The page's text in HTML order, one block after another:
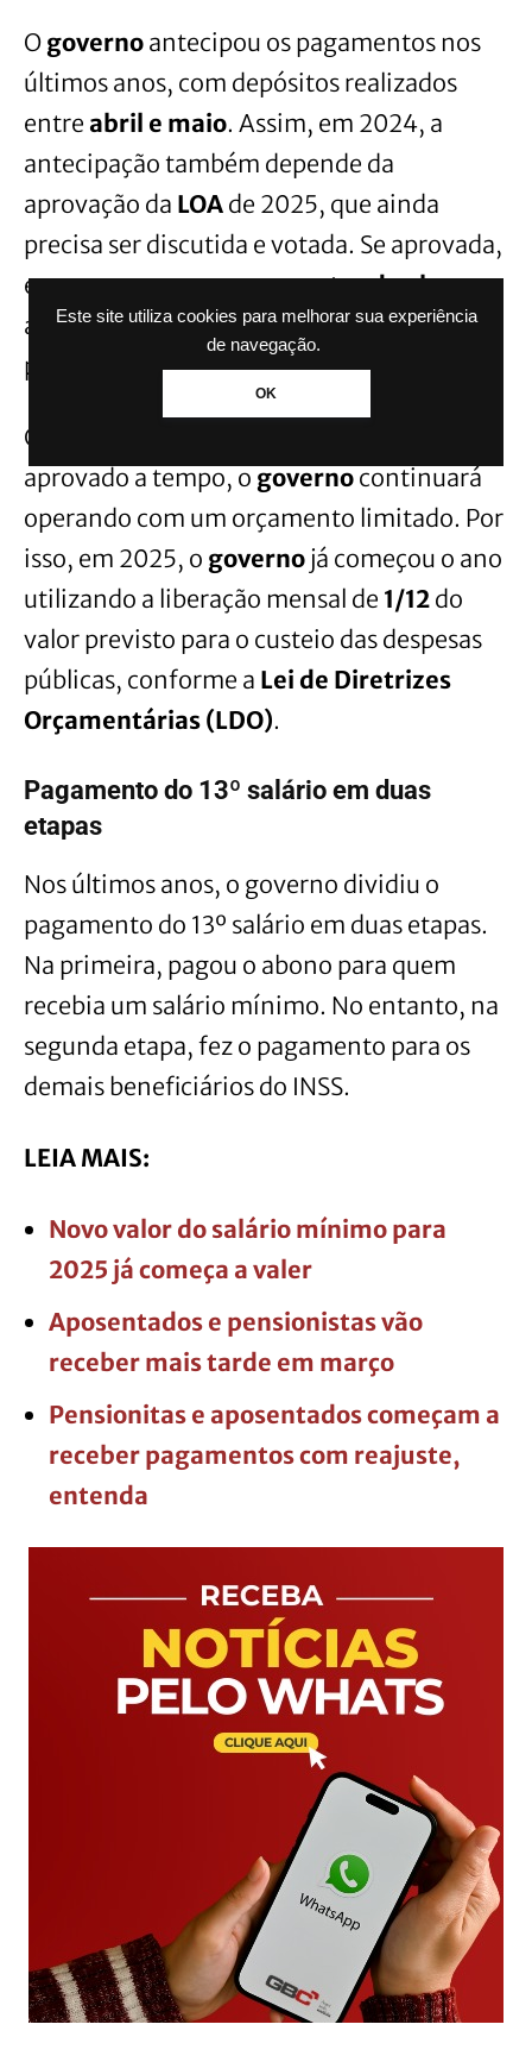
Este site utiliza cookies para melhorar sua experiência
de navegação.
OK
O governo antecipou os pagamentos nos
últimos anos, com depósitos realizados
entre abril e maio. Assim, em 2024, a
antecipação também depende da
aprovação da LOA de 2025, que ainda
precisa ser discutida e votada. Se aprovada,
espera-se que ospagamentos do abono
aconteçam nos mesmos meses do ano
passado.
Caso o
aprovado a tempo, o governo continuará
operando com um orçamento limitado. Por
isso, em 2025, o governo já começou o ano
utilizando a liberação mensal de 1/12 do
valor previsto para o custeio das despesas
públicas, conforme a Lei de Diretrizes
Orçamentárias (LDO).
Pagamento do 13º salário em duas
etapas
Nos últimos anos, o governo dividiu o
pagamento do 13º salário em duas etapas.
Na primeira, pagou o abono para quem
recebia um salário mínimo. No entanto, na
segunda etapa, fez o pagamento para os
demais beneficiários do INSS.
LEIA MAIS:
Novo valor do salário mínimo para
2025 já começa a valer
Aposentados e pensionistas vão
receber mais tarde em março
Pensionitas e aposentados começam a
receber pagamentos com reajuste,
entenda